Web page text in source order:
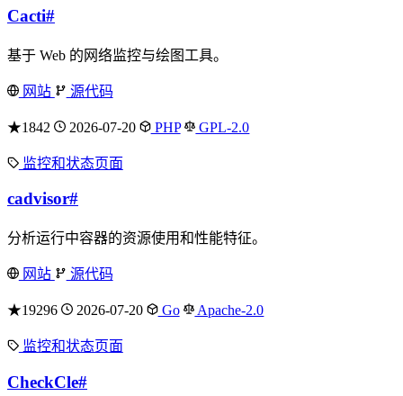
Cacti#
基于 Web 的网络监控与绘图工具。
网站 源代码
★1842 2026-07-20 PHP GPL-2.0
监控和状态页面
cadvisor#
分析运行中容器的资源使用和性能特征。
网站 源代码
★19296 2026-07-20 Go Apache-2.0
监控和状态页面
CheckCle#